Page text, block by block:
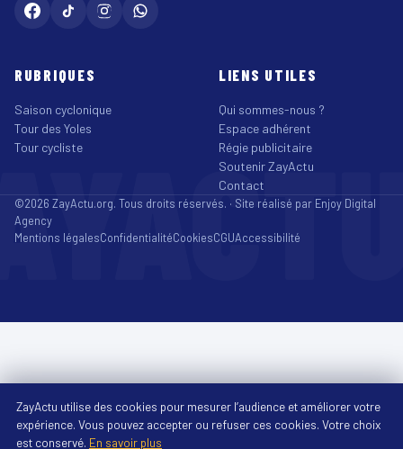
RUBRIQUES
Saison cyclonique
Tour des Yoles
Tour cycliste
LIENS UTILES
Qui sommes-nous ?
Espace adhérent
Régie publicitaire
Soutenir ZayActu
Contact
©2026 ZayActu.org. Tous droits réservés. · Site réalisé par Enjoy Digital
Agency
Mentions légalesConfidentialitéCookiesCGUAccessibilité
ZayActu utilise des cookies pour mesurer l’audience et améliorer votre
expérience. Vous pouvez accepter ou refuser ces cookies. Votre choix
est conservé. En savoir plus